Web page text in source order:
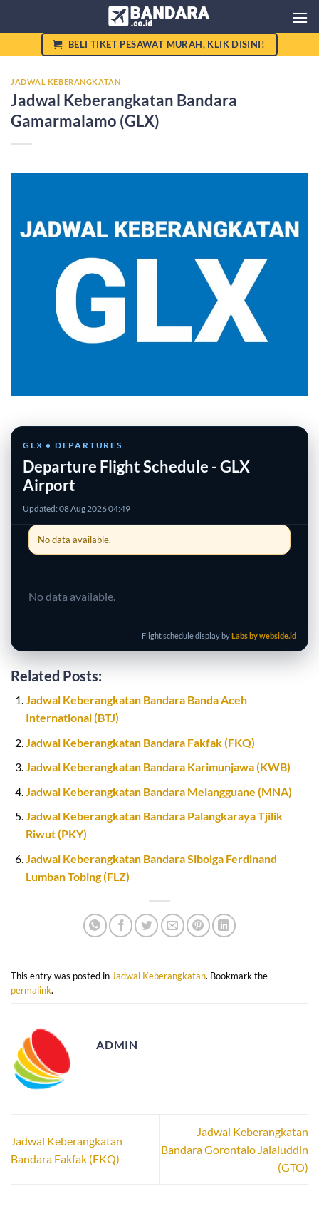
BELI TIKET PESAWAT MURAH, KLIK DISINI!
JADWAL KEBERANGKATAN
Jadwal Keberangkatan Bandara
Gamarmalamo (GLX)
GLX • DEPARTURES
Departure Flight Schedule - GLX
Airport
Updated: 08 Aug 2026 04:49
No data available.
No data available.
Flight schedule display byLabs by webside.id
Related Posts:
Jadwal Keberangkatan Bandara Banda Aceh
International (BTJ)
Jadwal Keberangkatan Bandara Fakfak (FKQ)
Jadwal Keberangkatan Bandara Karimunjawa (KWB)
Jadwal Keberangkatan Bandara Melangguane (MNA)
Jadwal Keberangkatan Bandara Palangkaraya Tjilik
Riwut (PKY)
Jadwal Keberangkatan Bandara Sibolga Ferdinand
Lumban Tobing (FLZ)
This entry was posted inJadwal Keberangkatan. Bookmark the
permalink.
ADMIN
Jadwal Keberangkatan
Bandara Fakfak (FKQ)
Jadwal Keberangkatan
Bandara Gorontalo Jalaluddin
(GTO)